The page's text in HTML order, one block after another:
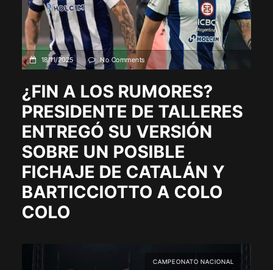
18/11/2025 No Comments
¿FIN A LOS RUMORES?
PRESIDENTE DE TALLERES
ENTREGÓ SU VERSIÓN
SOBRE UN POSIBLE
FICHAJE DE CATALÁN Y
BARTICCIOTTO A COLO
COLO
CAMPEONATO NACIONAL